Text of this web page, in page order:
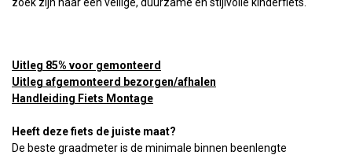
Uitleg 85% voor gemonteerd
Uitleg afgemonteerd bezorgen/afhalen
Handleiding Fiets Montage
Heeft deze fiets de juiste maat?
De beste graadmeter is de minimale binnen beenlengte